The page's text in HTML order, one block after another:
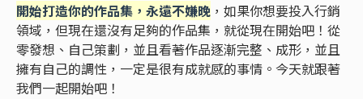
開始打造你的作品集，永遠不嫌晚 ，如果你想要投入行銷
領域，但現在還沒有足夠的作品集，就從現在開始吧！從
零發想、自己策劃，並且看著作品逐漸完整、成形，並且
擁有自己的調性，一定是很有成就感的事情。今天就跟著
我們一起開始吧！